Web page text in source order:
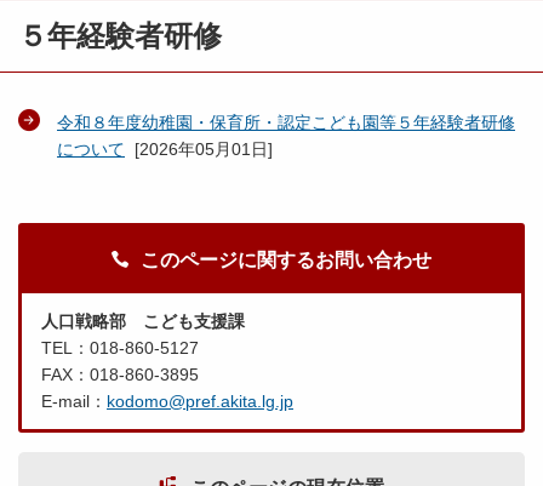
５年経験者研修
令和８年度幼稚園・保育所・認定こども園等５年経験者研修
について [2026年05月01日]
このページに関するお問い合わせ
人口戦略部 こども支援課
TEL：018-860-5127
FAX：018-860-3895
E-mail： kodomo@pref.akita.lg.jp